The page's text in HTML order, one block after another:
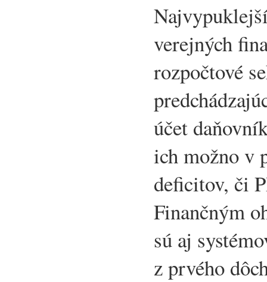
verejných
rozpočtové
účet
ich možno v
deficitov, či
Finančným
sú aj
z prvého